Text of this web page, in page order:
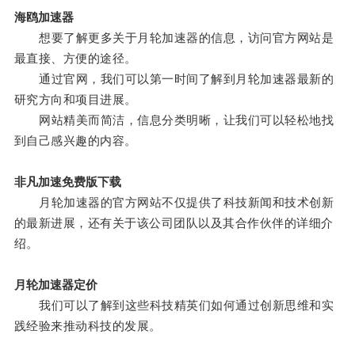
海鸥加速器
想要了解更多关于月轮加速器的信息，访问官方网站是
最直接、方便的途径。
通过官网，我们可以第一时间了解到月轮加速器最新的
研究方向和项目进展。
网站精美而简洁，信息分类明晰，让我们可以轻松地找
到自己感兴趣的内容。
非凡加速免费版下载
月轮加速器的官方网站不仅提供了科技新闻和技术创新
的最新进展，还有关于该公司团队以及其合作伙伴的详细介
绍。
月轮加速器定价
我们可以了解到这些科技精英们如何通过创新思维和实
践经验来推动科技的发展。